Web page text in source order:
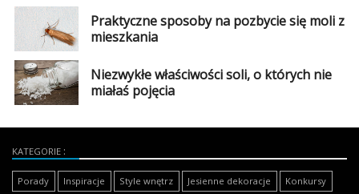
Praktyczne sposoby na pozbycie się moli z
mieszkania
Niezwykłe właściwości soli, o których nie
miałaś pojęcia
KATEGORIE
Porady Inspiracje Style wnętrz Jesienne dekoracje Konkursy